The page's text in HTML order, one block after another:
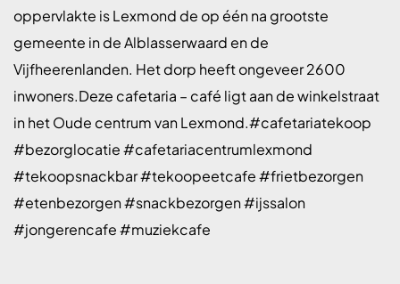
oppervlakte is Lexmond de op één na grootste
gemeente in de Alblasserwaard en de
Vijfheerenlanden. Het dorp heeft ongeveer 2600
inwoners.Deze cafetaria – café ligt aan de winkelstraat
in het Oude centrum van Lexmond.#cafetariatekoop
#bezorglocatie #cafetariacentrumlexmond
#tekoopsnackbar #tekoopeetcafe #frietbezorgen
#etenbezorgen #snackbezorgen #ijssalon
#jongerencafe #muziekcafe